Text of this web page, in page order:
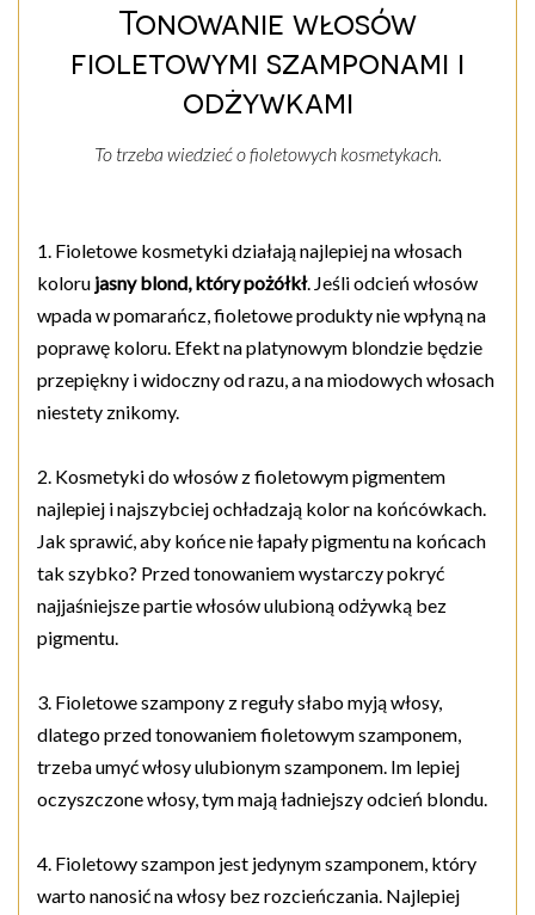
Tonowanie włosów
fioletowymi szamponami i
odżywkami
To trzeba wiedzieć o fioletowych kosmetykach.
1. Fioletowe kosmetyki działają najlepiej na włosach
koloru jasny blond, który pożółkł. Jeśli odcień włosów
wpada w pomarańcz, fioletowe produkty nie wpłyną na
poprawę koloru. Efekt na platynowym blondzie będzie
przepiękny i widoczny od razu, a na miodowych włosach
niestety znikomy.
2. Kosmetyki do włosów z fioletowym pigmentem
najlepiej i najszybciej ochładzają kolor na końcówkach.
Jak sprawić, aby końce nie łapały pigmentu na końcach
tak szybko? Przed tonowaniem wystarczy pokryć
najjaśniejsze partie włosów ulubioną odżywką bez
pigmentu.
3. Fioletowe szampony z reguły słabo myją włosy,
dlatego przed tonowaniem fioletowym szamponem,
trzeba umyć włosy ulubionym szamponem. Im lepiej
oczyszczone włosy, tym mają ładniejszy odcień blondu.
4. Fioletowy szampon jest jedynym szamponem, który
warto nanosić na włosy bez rozcieńczania. Najlepiej